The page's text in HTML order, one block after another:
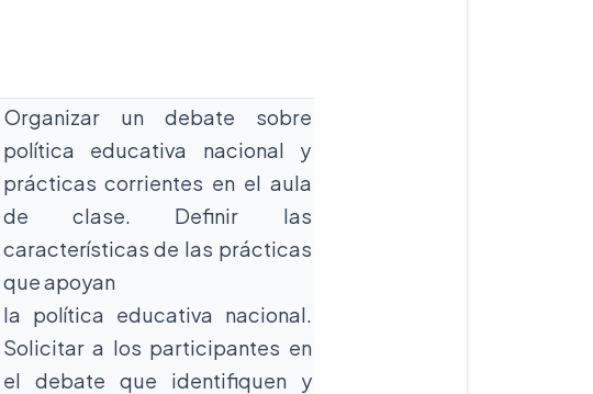
Organizar un debate sobre
política educativa nacional y
prácticas corrientes en el aula
de clase. Definir las
características de las prácticas
que apoyan
la política educativa nacional.
Solicitar a los participantes en
el debate que identifiquen y